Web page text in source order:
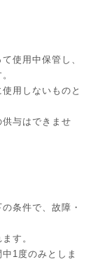
使用中保管し、
用しないものと
与はできませ
条件で、故障・
す。
1度のみとしま